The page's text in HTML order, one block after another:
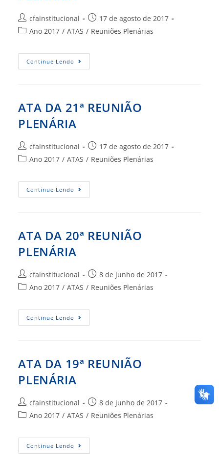
Autor
do
cfainstitucional
Post
publicado:
17 de agosto de 2017
Categoria
post:
Ano 2017 / ATAS / Reuniões Plenárias
Continue Lendo ATA
DA
ATA DA 21ª REUNIÃO
PLENÁRIA
Autor
do
cfainstitucional
Post
publicado:
17 de agosto de 2017
Categoria
post:
Ano 2017 / ATAS / Reuniões Plenárias
Continue Lendo ATA
DA
ATA DA 20ª REUNIÃO
PLENÁRIA
Autor
do
cfainstitucional
Post
publicado:
8 de junho de 2017
Categoria
post:
Ano 2017 / ATAS / Reuniões Plenárias
Continue Lendo ATA
DA
ATA DA 19ª REUNIÃO
PLENÁRIA
Autor
do
cfainstitucional
Post
publicado:
8 de junho de 2017
Categoria
post:
Ano 2017 / ATAS / Reuniões Plenárias
Continue Lendo ATA
DA